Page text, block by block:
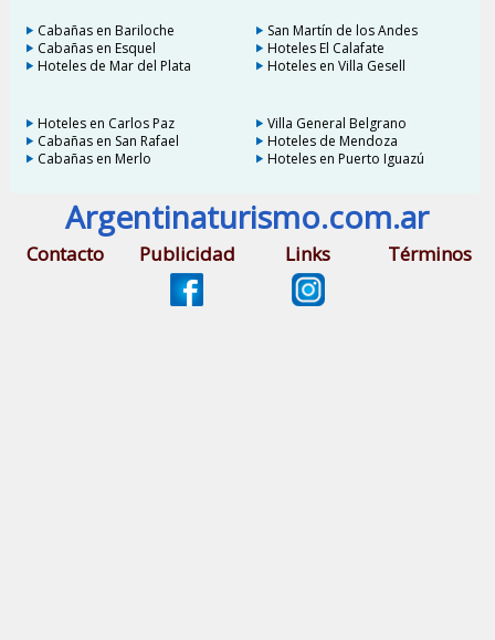
Cabañas en Bariloche
San Martín de los Andes
Cabañas en Esquel
Hoteles El Calafate
Hoteles de Mar del Plata
Hoteles en Villa Gesell
Hoteles en Carlos Paz
Villa General Belgrano
Cabañas en San Rafael
Hoteles de Mendoza
Cabañas en Merlo
Hoteles en Puerto Iguazú
Argentinaturismo.com.ar
Contacto Publicidad Links Términos